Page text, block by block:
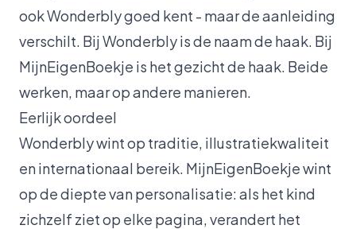
ook Wonderbly goed kent - maar de aanleiding
verschilt. Bij Wonderbly is de naam de haak. Bij
MijnEigenBoekje is het gezicht de haak. Beide
werken, maar op andere manieren.
Eerlijk oordeel
Wonderbly wint op traditie, illustratiekwaliteit
en internationaal bereik. MijnEigenBoekje wint
op de diepte van personalisatie: als het kind
zichzelf ziet op elke pagina, verandert het